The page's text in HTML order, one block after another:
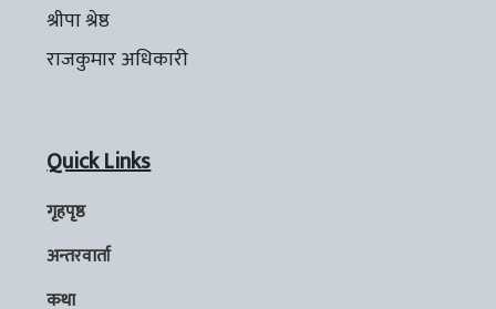
श्रीपा श्रेष्ठ
राजकुमार अधिकारी
Quick Links
गृहपृष्ठ
अन्तरवार्ता
कथा